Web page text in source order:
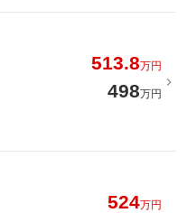
513.8万円
498万円
524万円